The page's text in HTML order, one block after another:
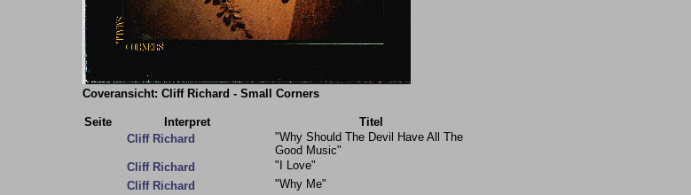
Coveransicht: Cliff Richard - Small Corners
Seite Interpret
Titel
Cliff Richard
"Why Should The Devil Have All The
Good Music"
Cliff Richard
"I Love"
Cliff Richard
"Why Me"